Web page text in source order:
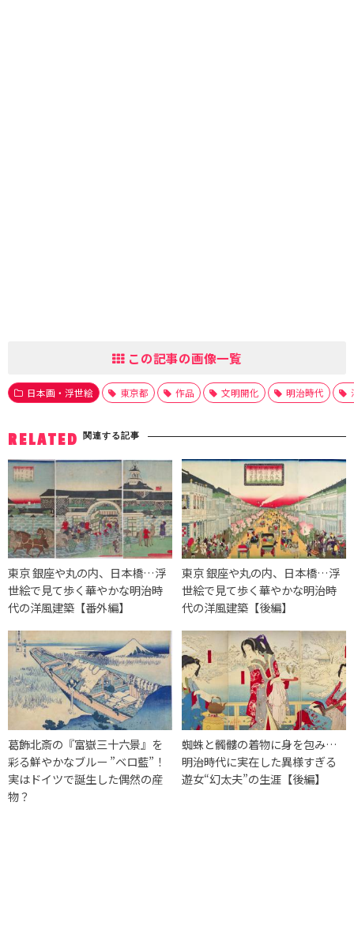
この記事の画像一覧
日本画・浮世絵 東京都 作品 文明開化 明治時代
RELATED 関連する記事
東京 銀座や丸の内、日本橋…浮
世絵で見て歩く華やかな明治時
代の洋風建築【番外編】
東京 銀座や丸の内、日本橋…浮
世絵で見て歩く華やかな明治時
代の洋風建築【後編】
葛飾北斎の『富嶽三十六景』を
彩る鮮やかなブルー ”ベロ藍”！
実はドイツで誕生した偶然の産
物？
蜘蛛と髑髏の着物に身を包み…
明治時代に実在した異様すぎる
遊女“幻太夫”の生涯【後編】